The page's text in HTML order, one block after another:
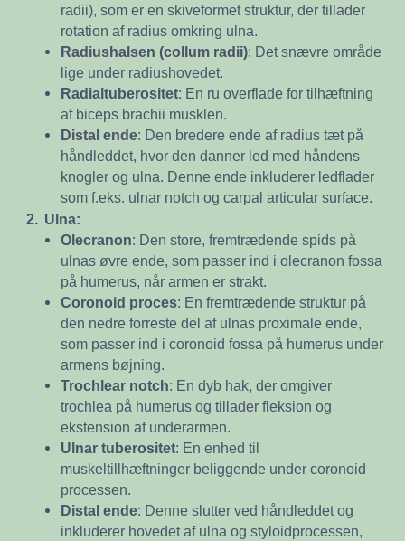
radii), som er en skiveformet struktur, der tillader
rotation af radius omkring ulna.
Radiushalsen (collum radii): Det snævre område
lige under radiushovedet.
Radialtuberositet: En ru overflade for tilhæftning
af biceps brachii musklen.
Distal ende: Den bredere ende af radius tæt på
håndleddet, hvor den danner led med håndens
knogler og ulna. Denne ende inkluderer ledflader
som f.eks. ulnar notch og carpal articular surface.
2. Ulna:
Olecranon: Den store, fremtrædende spids på
ulnas øvre ende, som passer ind i olecranon fossa
på humerus, når armen er strakt.
Coronoid proces: En fremtrædende struktur på
den nedre forreste del af ulnas proximale ende,
som passer ind i coronoid fossa på humerus under
armens bøjning.
Trochlear notch: En dyb hak, der omgiver
trochlea på humerus og tillader fleksion og
ekstension af underarmen.
Ulnar tuberositet: En enhed til
muskeltillhæftninger beliggende under coronoid
processen.
Distal ende: Denne slutter ved håndleddet og
inkluderer hovedet af ulna og styloidprocessen,